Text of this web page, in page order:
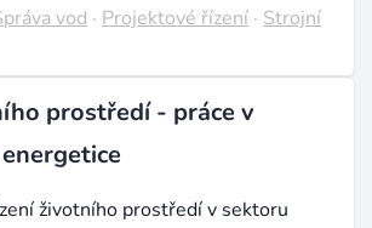
vod · Projektové řízení · Strojní
prostředí - práce v
životního prostředí v sektoru